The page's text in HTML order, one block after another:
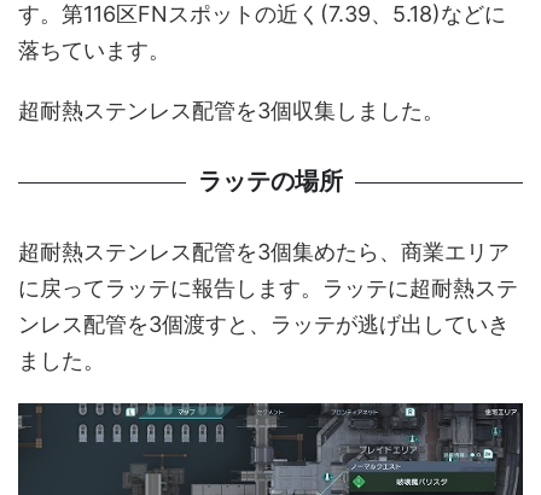
す。第116区FNスポットの近く(7.39、5.18)などに
落ちています。
超耐熱ステンレス配管を3個収集しました。
ラッテの場所
超耐熱ステンレス配管を3個集めたら、商業エリア
に戻ってラッテに報告します。ラッテに超耐熱ステ
ンレス配管を3個渡すと、ラッテが逃げ出していき
ました。